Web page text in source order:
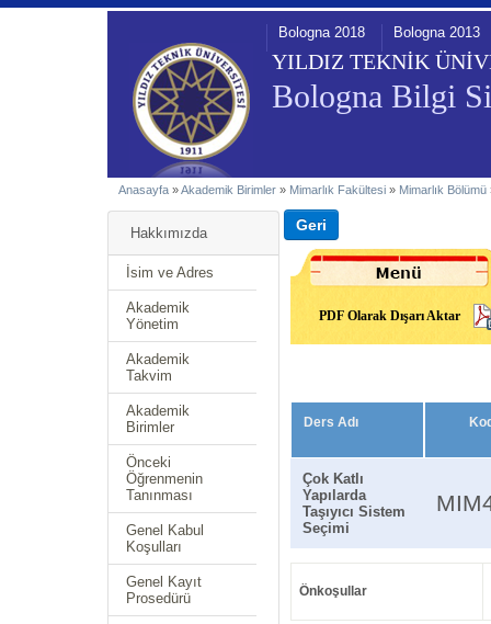
YILDIZ TEKNİK
Bologna Bilgi
Bologna 2018 Bologna 2013
Anasayfa »Akademik Birimler » Mimarlık Fakültesi » Mimarlık Bölümü
Hakkımızda
İsim ve Adres
Akademik
Yönetim
Akademik
Takvim
Akademik
Birimler
Önceki
Öğrenmenin
Tanınması
Genel Kabul
Koşulları
Genel Kayıt
Prosedürü
PDF Olarak Dışarı Aktar
Ders Adı
Çok Katlı
Yapılarda
Taşıyıcı Sistem
Seçimi
Önkoşullar